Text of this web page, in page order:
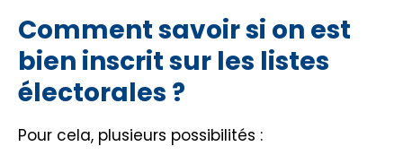
Comment savoir si on est
bien inscrit sur les listes
électorales ?
Pour cela, plusieurs possibilités :